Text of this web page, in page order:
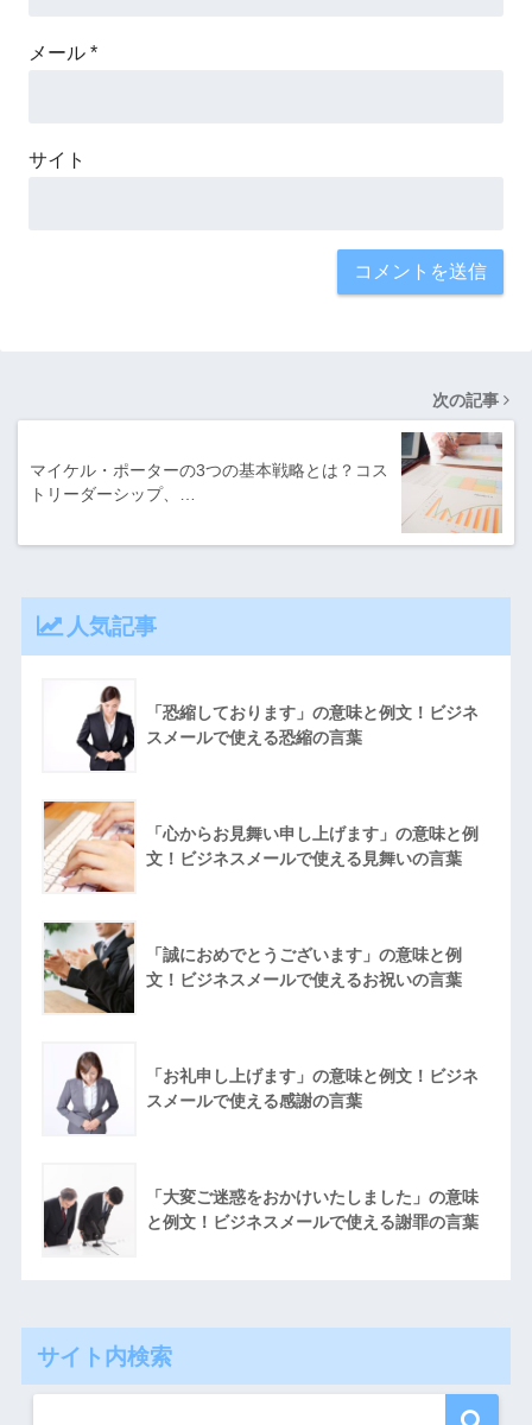
メール *
サイト
次の記事
マイケル・ポーターの3つの基本戦略とは？コス
トリーダーシップ、…
人気記事
「恐縮しております」の意味と例文！ビジネ
スメールで使える恐縮の言葉
「心からお見舞い申し上げます」の意味と例
文！ビジネスメールで使える見舞いの言葉
「誠におめでとうございます」の意味と例
文！ビジネスメールで使えるお祝いの言葉
「お礼申し上げます」の意味と例文！ビジネ
スメールで使える感謝の言葉
「大変ご迷惑をおかけいたしました」の意味
と例文！ビジネスメールで使える謝罪の言葉
サイト内検索